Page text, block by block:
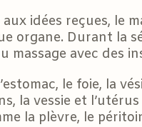
idées reçues, le
organe. Durant la
massage avec des
le foie, la
la vessie et
la plèvre, le